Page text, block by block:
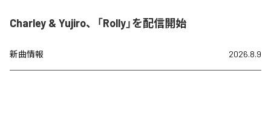
Charley & Yujiro、「Rolly」を配信開始
新曲情報 2026.8.9